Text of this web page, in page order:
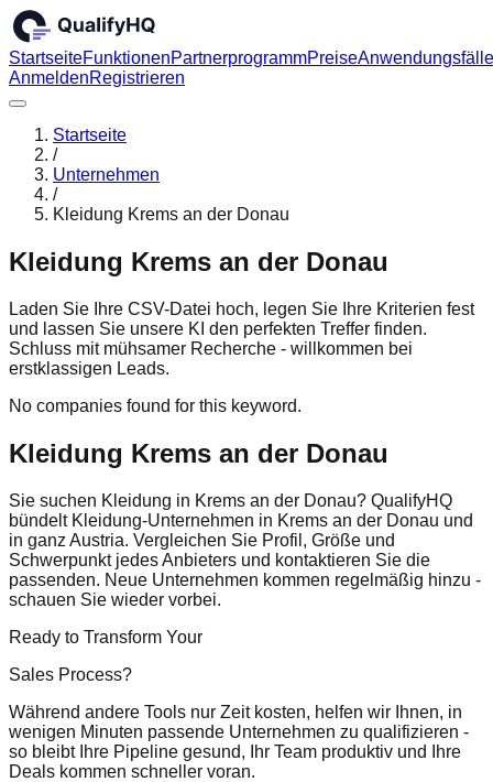
StartseiteFunktionenPartnerprogrammPreiseAnwendungsfälle
AnmeldenRegistrieren
Startseite
/
Unternehmen
/
Kleidung Krems an der Donau
Kleidung Krems an der Donau
Laden Sie Ihre CSV-Datei hoch, legen Sie Ihre Kriterien fest
und lassen Sie unsere KI den perfekten Treffer finden.
Schluss mit mühsamer Recherche - willkommen bei
erstklassigen Leads.
No companies found for this keyword.
Kleidung Krems an der Donau
Sie suchen Kleidung in Krems an der Donau? QualifyHQ
bündelt Kleidung-Unternehmen in Krems an der Donau und
in ganz Austria. Vergleichen Sie Profil, Größe und
Schwerpunkt jedes Anbieters und kontaktieren Sie die
passenden. Neue Unternehmen kommen regelmäßig hinzu -
schauen Sie wieder vorbei.
Ready to Transform Your
Sales Process?
Während andere Tools nur Zeit kosten, helfen wir Ihnen, in
wenigen Minuten passende Unternehmen zu qualifizieren -
so bleibt Ihre Pipeline gesund, Ihr Team produktiv und Ihre
Deals kommen schneller voran.